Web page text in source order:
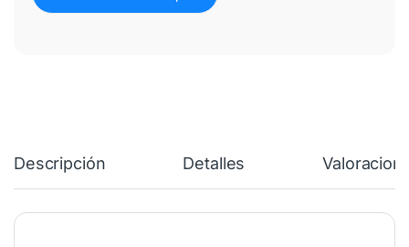
Descripción Detalles